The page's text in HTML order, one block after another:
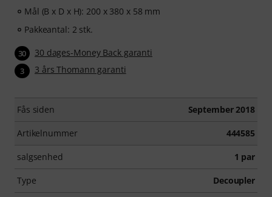
Mål (B x D x H): 200 x 380 x 58 mm
Pakkeantal: 2 stk.
30 30 dages-Money Back garanti
3 3 års Thomann garanti
Fås siden September 2018
Artikelnummer 444585
salgsenhed 1 par
Type Decoupler